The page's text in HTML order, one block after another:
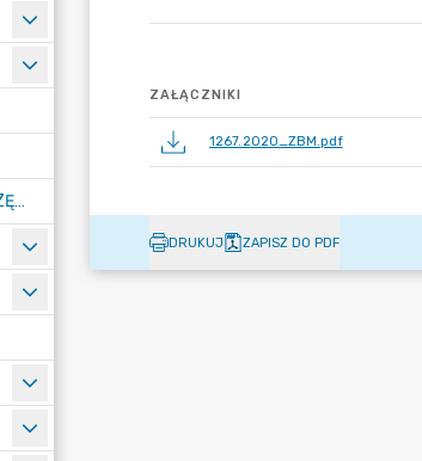
POLITYKA CIĄGŁOŚCI DZIAŁANIA URZĘDU MIASTA ŻORY
ZAŁĄCZNIKI
1267.2020_ZBM.pdf
DRUKUJ ZAPISZ DO PDF